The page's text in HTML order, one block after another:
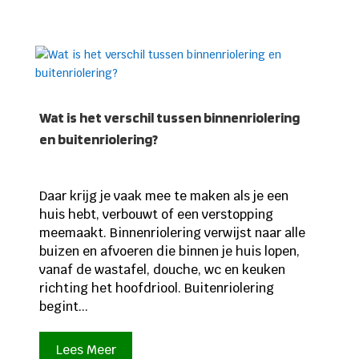
Wat is het verschil tussen binnenriolering
en buitenriolering?
Daar krijg je vaak mee te maken als je een
huis hebt, verbouwt of een verstopping
meemaakt. Binnenriolering verwijst naar alle
buizen en afvoeren die binnen je huis lopen,
vanaf de wastafel, douche, wc en keuken
richting het hoofdriool. Buitenriolering
begint...
Lees Meer